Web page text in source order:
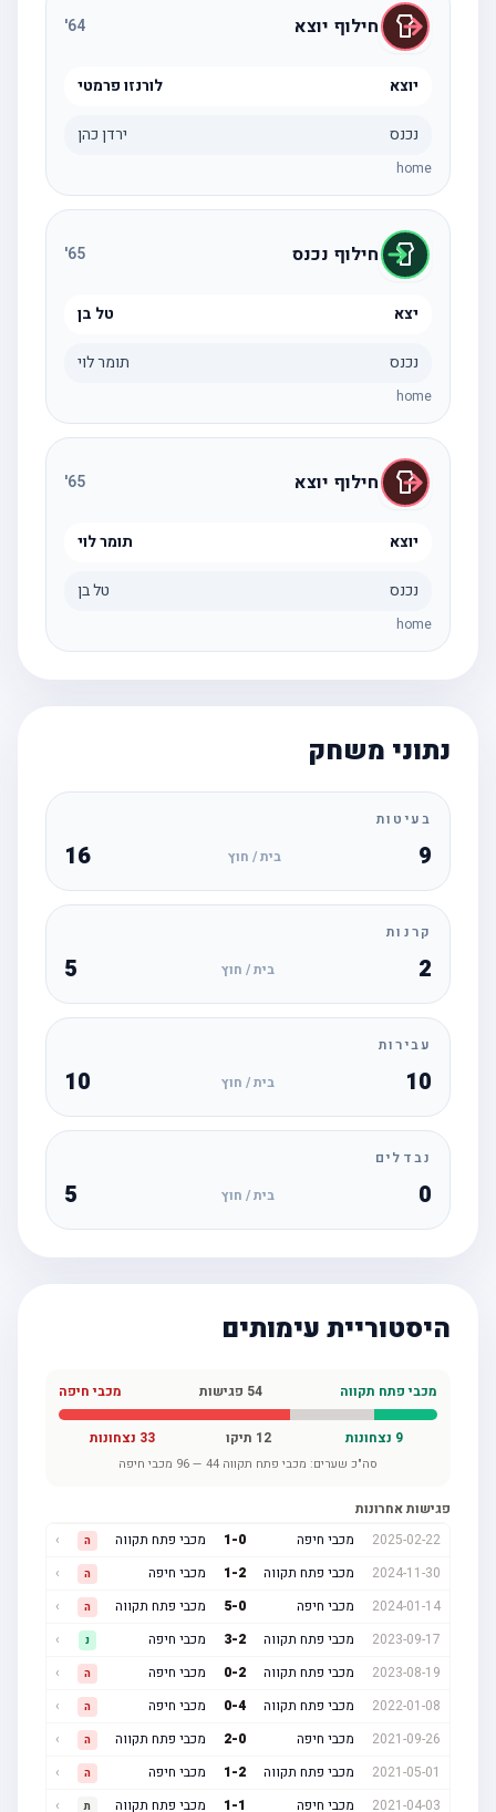
חילוף יוצא 64
'
יוצא לורנזו פרמטי
נכנס ירדן כהן
home
חילוף נכנס 65
'
יצא טל בן
נכנס תומר לוי
home
חילוף יוצא 65
'
יוצא תומר לוי
נכנס טל בן
home
נתוני משחק
בעיטות
בית / חוץ 16
קרנות
בית / חוץ
עבירות
10 בית / חוץ 10
נבדלים
בית / חוץ
היסטוריית עימותים
מכבי פתח תקווה 54פגישות מכבי חיפה
נצחונות 12תיקו 33נצחונות
סה"כ שערים:מכבי פתח תקווה 44
—
96 מכבי חיפה
פגישות אחרונות
2025-02-22
מכבי חיפה 1 מכבי פתח תקווה
2024-11-30
מכבי פתח תקווה 1 מכבי חיפה
2024-01-14
מכבי חיפה 5 מכבי פתח תקווה
2023-09-17
מכבי פתח תקווה 3 מכבי חיפה
2023-08-19
מכבי פתח תקווה 0 מכבי חיפה
2022-01-08
מכבי פתח תקווה 0 מכבי חיפה
2021-09-26
מכבי חיפה 2 מכבי פתח תקווה
2021-05-01
מכבי פתח תקווה 1 מכבי חיפה
2021-04-03
מכבי חיפה 1 מכבי פתח תקווה